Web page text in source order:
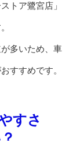
トア鷺宮店」
多いため、車
すすめです。
すさ